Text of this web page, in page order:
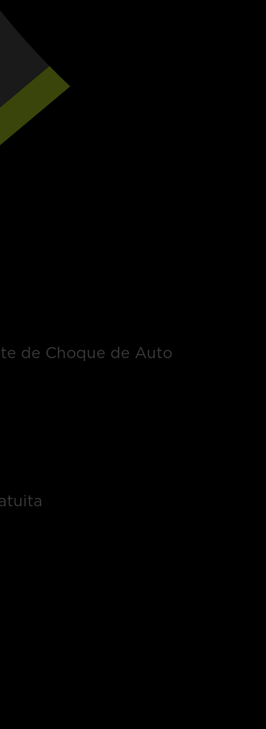
de Choque de Auto